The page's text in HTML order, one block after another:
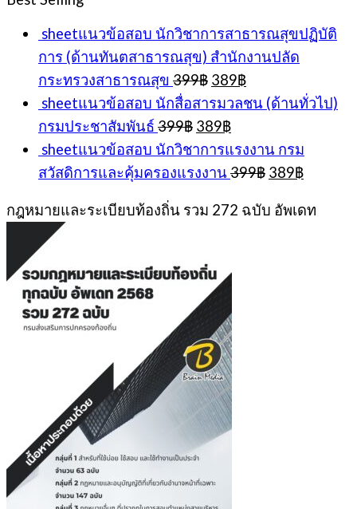
sheetแนวข้อสอบ นักวิชาการสาธารณสุขปฏิบัติ
การ (ด้านทันตสาธารณสุข) สำนักงานปลัด
กระทรวงสาธารณสุข 399฿ Original
was:
399฿.
389฿Current
price
is:
sheetแนวข้อสอบ นักสื่อสารมวลชน (ด้านทั่วไป)
กรมประชาสัมพันธ์ 399฿ Original
was:
399฿.
389฿Current
is:
389฿.
sheetแนวข้อสอบ นักวิชาการแรงงาน กรม
สวัสดิการและคุ้มครองแรงงาน 399฿ Original
was:
389฿Current
is:
กฎหมายและระเบียบท้องถิ่น รวม 272 ฉบับ อัพเดท